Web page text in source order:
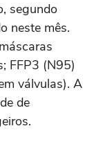
segundo
neste mês.
FFP3 (N95)
válvulas). A
de